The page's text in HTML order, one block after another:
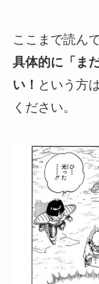
ここまで読ん
具体的に「ま
い！ という方
ください。